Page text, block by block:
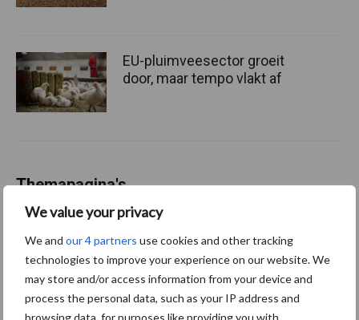
We value your privacy
We and our 4 partners use cookies and other tracking
technologies to improve your experience on our website. We
may store and/or access information from your device and
process the personal data, such as your IP address and
browsing data, for purposes like providing you with
EU-pluimveesector groeit
door, maar tempo vlakt af
Themapagina's